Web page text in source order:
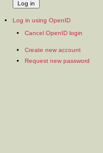
Log in using OpenID
Cancel OpenID login
Create new account
Request new password